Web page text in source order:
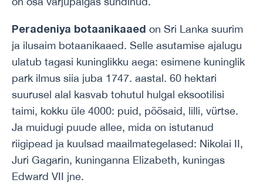
Peradeniya botaanikaaed on Sri Lanka suurim
ja ilusaim botaanikaaed. Selle asutamise ajalugu
ulatub tagasi kuninglikku aega: esimene kuninglik
park ilmus siia juba 1747. aastal. 60 hektari
suurusel alal kasvab tohutul hulgal eksootilisi
taimi, kokku üle 4000: puid, põõsaid, lilli, vürtse.
Ja muidugi puude allee, mida on istutanud
riigipead ja kuulsad maailmategelased: Nikolai II,
Juri Gagarin, kuninganna Elizabeth, kuningas
Edward VII jne.